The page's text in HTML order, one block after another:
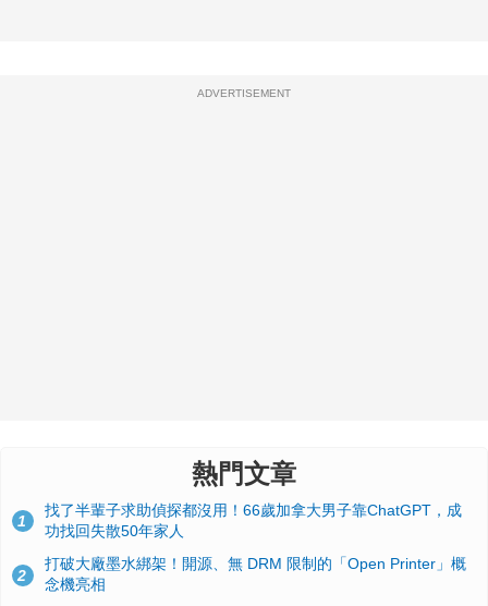
ADVERTISEMENT
熱門文章
1
找了半輩子求助偵探都沒用！66歲加拿大男子靠ChatGPT，成
功找回失散50年家人
2
打破大廠墨水綁架！開源、無 DRM 限制的「Open Printer」概
念機亮相